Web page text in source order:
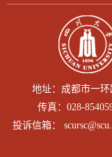
地址：成都市一
传真：028-
投诉信箱：